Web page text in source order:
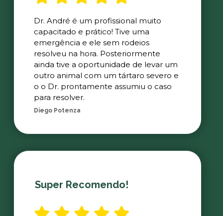
Dr. André é um profissional muito
capacitado e prático! Tive uma
emergência e ele sem rodeios
resolveu na hora. Posteriormente
ainda tive a oportunidade de levar um
outro animal com um tártaro severo e
o o Dr. prontamente assumiu o caso
para resolver.
Diego Potenza
Super Recomendo!